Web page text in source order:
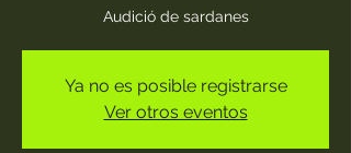
Audició de sardanes
Ya no es posible registrarse
Ver otros eventos